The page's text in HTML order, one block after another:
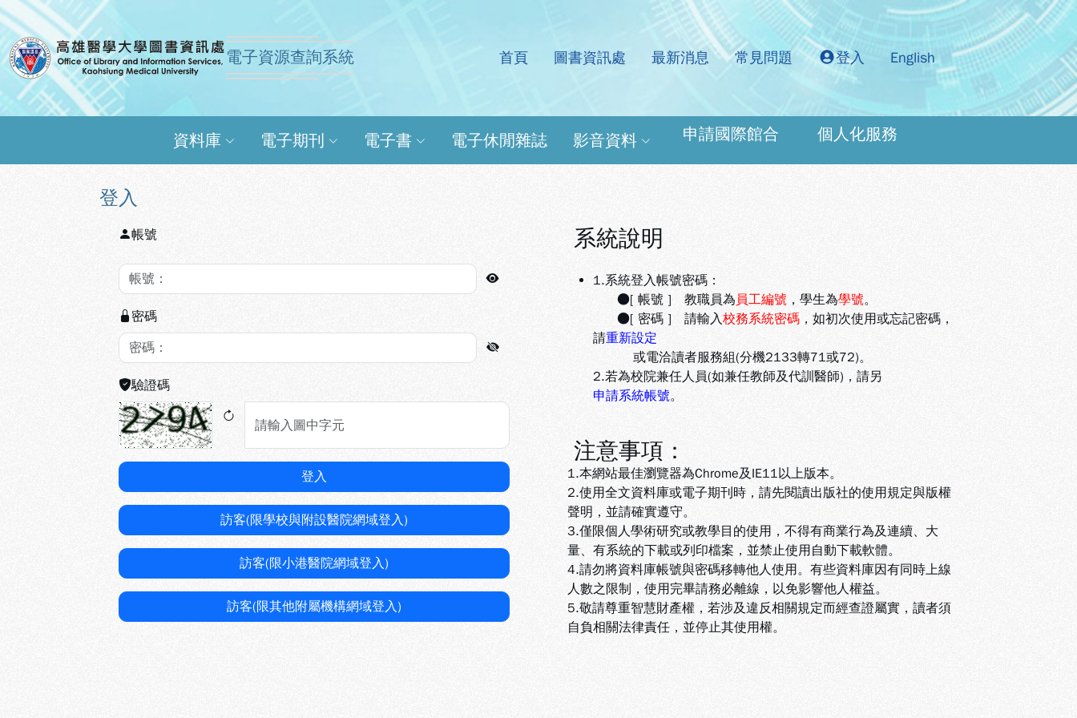
跳到主要內容
:::
高雄醫學大學圖書資訊處電子資源查詢系統
電子資源查詢系統 首頁 圖書資訊處 最新消息 常見問題 登入 English
資料庫 電子期刊 電子書 電子休閒雜誌 影音資料 申請國際館合 個人化服務
:::
登入
帳號
密碼
驗證碼
登入
訪客(限學校與附設醫院網域登入)
訪客(限小港醫院網域登入)
訪客(限其他附屬機構網域登入)
系統說明
1.系統登入帳號密碼：
●[ 帳號 ] 教職員為員工編號 ，學生為學號。
●[ 密碼 ] 請輸入校務系統密碼 ，如初次使用或忘記密碼，
請重新設定
或電洽讀者服務組(分機2133轉71或72)。
2.若為校院兼任人員(如兼任教師及代訓醫師)，請另
申請系統帳號。
注意事項：
1.本網站最佳瀏覽器為Chrome及IE11以上版本。
2.使用全文資料庫或電子期刊時，請先閱讀出版社的使用規定與版權
聲明，並請確實遵守。
3.僅限個人學術研究或教學目的使用，不得有商業行為及連續、大
量、有系統的下載或列印檔案，並禁止使用自動下載軟體。
4.請勿將資料庫帳號與密碼移轉他人使用。有些資料庫因有同時上線
人數之限制，使用完畢請務必離線，以免影響他人權益。
5.敬請尊重智慧財產權，若涉及違反相關規定而經查證屬實，讀者須
自負相關法律責任，並停止其使用權。